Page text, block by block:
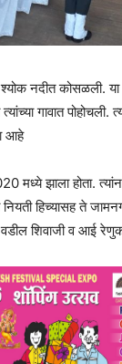
नदीत कोसळली.
गावात पोहोचली.
आहे
मध्ये झाला होता.
हिच्यासह ते
वडील शिवाजी व आई